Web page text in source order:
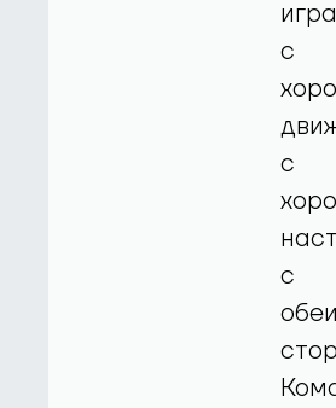
с
с
с